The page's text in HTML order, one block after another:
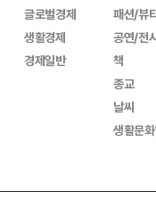
글로벌경제
생활경제
경제일반
패션/뷰
공연/전
책
종교
날씨
생활문